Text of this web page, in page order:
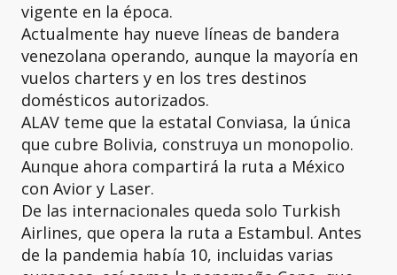
vigente en la época.
Actualmente hay nueve líneas de bandera
venezolana operando, aunque la mayoría en
vuelos charters y en los tres destinos
domésticos autorizados.
ALAV teme que la estatal Conviasa, la única
que cubre Bolivia, construya un monopolio.
Aunque ahora compartirá la ruta a México
con Avior y Laser.
De las internacionales queda solo Turkish
Airlines, que opera la ruta a Estambul. Antes
de la pandemia había 10, incluidas varias